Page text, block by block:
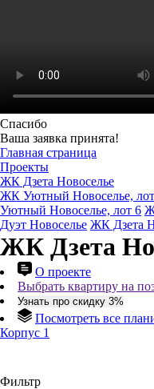
Спасибо
Ваша заявка принята!
Главная страница
Проекты
ЖК Дзета Новоселье
ЖК Уютный Новоселье,
Уютный Новоселье, лот 6
Дуэт Новоселье ЖК Дзета
ЖК Дзета
О проекте
Выбрать квартиру на
Узнать про скидку 3%
Посмотреть все
Корпус 1
Фильтр